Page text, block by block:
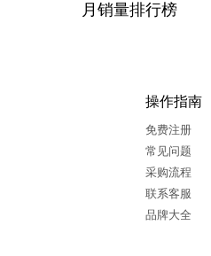
月销量排行榜
操作指南
免费注册
常见问题
采购流程
联系客服
品牌大全